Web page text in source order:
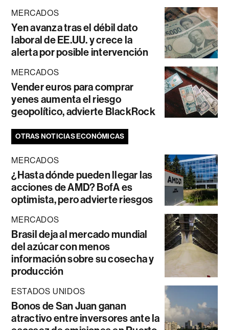
MERCADOS
Yen avanza tras el débil dato
laboral de EE.UU. y crece la
alerta por posible intervención
MERCADOS
Vender euros para comprar
yenes aumenta el riesgo
geopolítico, advierte BlackRock
OTRAS NOTICIAS ECONÓMICAS
MERCADOS
¿Hasta dónde pueden llegar las
acciones de AMD? BofA es
optimista, pero advierte riesgos
MERCADOS
Brasil deja al mercado mundial
del azúcar con menos
información sobre su cosecha y
producción
ESTADOS UNIDOS
Bonos de San Juan ganan
atractivo entre inversores ante la